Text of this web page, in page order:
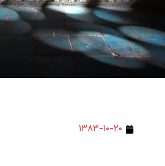
۱۳۸۳-۱۰-۲۰